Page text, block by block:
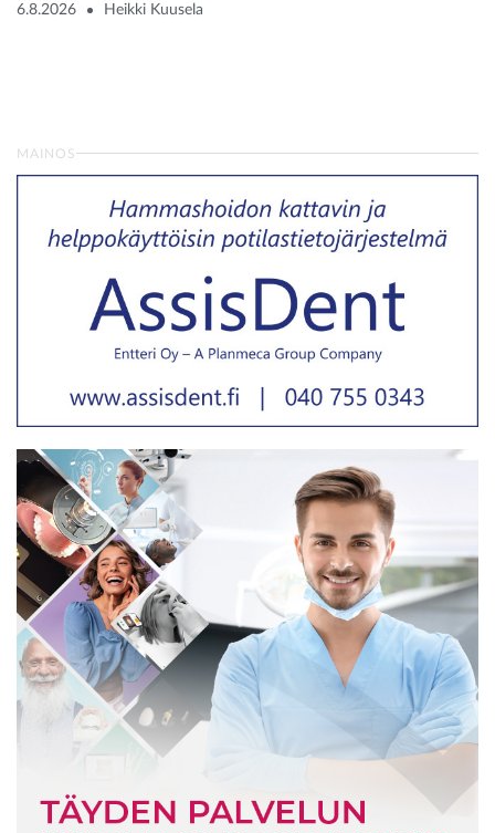
6.8.2026 Heikki Kuusela
MAINOS